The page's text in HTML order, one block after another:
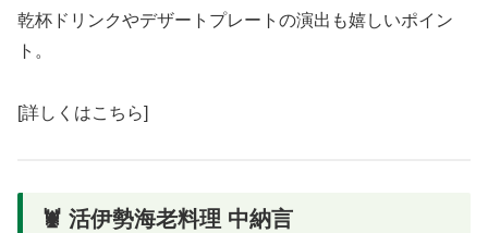
乾杯ドリンクやデザートプレートの演出も嬉しいポイン
ト。
[詳しくはこちら]
🦞 活伊勢海老料理 中納言